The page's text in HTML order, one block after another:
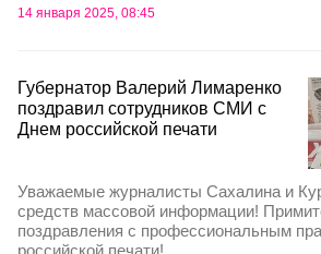
14 января 2025, 08:45
Губернатор Валерий Лимаренко
поздравил сотрудников СМИ с
Днем российской печати
Уважаемые журналисты Сахалина и
средств массовой информации!
поздравления с профессиональным